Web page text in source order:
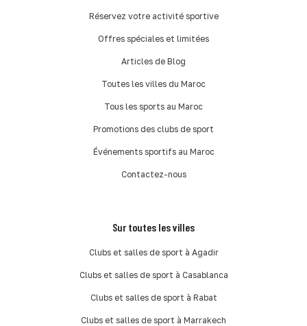
Réservez votre activité sportive
Offres spéciales et limitées
Articles de Blog
Toutes les villes du Maroc
Tous les sports au Maroc
Promotions des clubs de sport
Événements sportifs au Maroc
Contactez-nous
Sur toutes les villes
Clubs et salles de sport à Agadir
Clubs et salles de sport à Casablanca
Clubs et salles de sport à Rabat
Clubs et salles de sport à Marrakech